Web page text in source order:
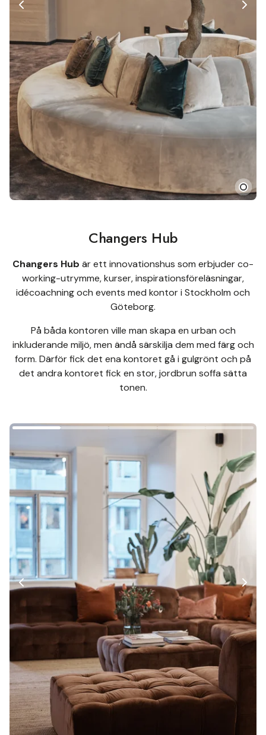
Changers Hub
Changers Hub är ett innovationshus som erbjuder co-
working-utrymme, kurser, inspirationsföreläsningar,
idécoachning och events med kontor i Stockholm och
Göteborg.
På båda kontoren ville man skapa en urban och
inkluderande miljö, men ändå särskilja dem med färg och
form. Därför fick det ena kontoret gå i gulgrönt och på
det andra kontoret fick en stor, jordbrun soffa sätta
tonen.